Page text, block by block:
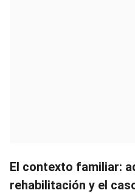
El contexto familiar:
rehabilitación y el